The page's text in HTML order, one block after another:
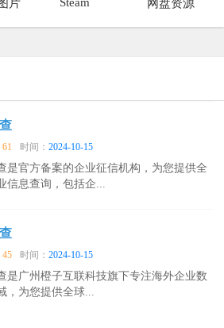
片 网盘资源
61 时间：2024-10-15
是官方备案的企业征信机构，为您提供全
信息查询，包括企...
45 时间：2024-10-15
是广州橙子互联科技旗下专注海外企业数
，为您提供全球...